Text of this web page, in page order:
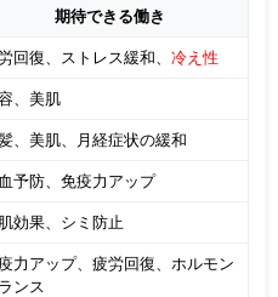
期待できる働き
回復、ストレス緩和、 冷え性
、美肌
、美肌、月経症状の緩和
予防、免疫力アップ
効果、シミ防止
力アップ、疲労回復、ホルモン
ンス